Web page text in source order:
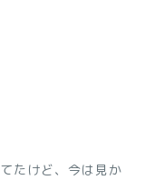
たけど、今は見か